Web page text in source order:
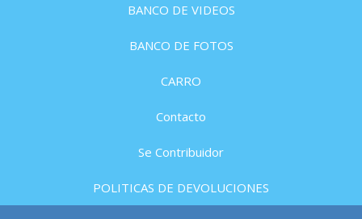
BANCO DE VIDEOS
BANCO DE FOTOS
CARRO
Contacto
Se Contribuidor
POLITICAS DE DEVOLUCIONES